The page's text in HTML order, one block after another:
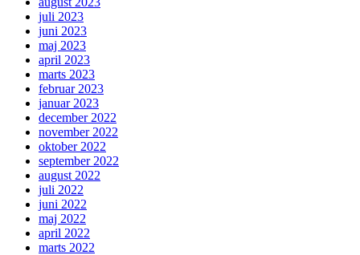
juli 2023
juni 2023
maj 2023
april 2023
marts 2023
februar 2023
januar 2023
december 2022
november 2022
oktober 2022
september 2022
august 2022
juli 2022
juni 2022
maj 2022
april 2022
marts 2022